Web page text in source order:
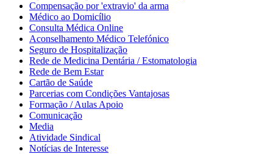
Compensação por 'extravio' da arma
Médico ao Domicílio
Consulta Médica Online
Aconselhamento Médico Telefónico
Seguro de Hospitalização
Rede de Medicina Dentária / Estomatologia
Rede de Bem Estar
Cartão de Saúde
Parcerias com Condições Vantajosas
Formação / Aulas Apoio
Comunicação
Media
Atividade Sindical
Notícias de Interesse